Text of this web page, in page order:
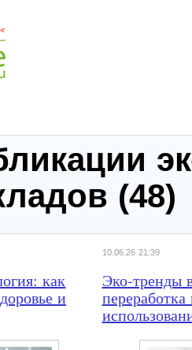
(48)
как
и
10.06.26 21:39
Эко-тренды